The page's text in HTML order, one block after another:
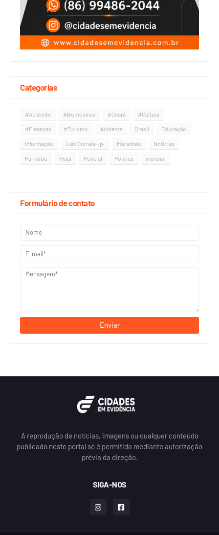
Categorias
#Acidente #Bombeiros #Ceará #Cultura
#Finanças #Turismo Acidente Brasil Educação
Informação Luís Correia - pi Maranhão Notícias
Parnaíba Piauí Policial Política mundial
Formulário de contato
A reprodução de notícias, imagens ou qualquer conteúdo
publicado neste portal só é permitida mediante autorização
prévia da direção.
SIGA-NOS